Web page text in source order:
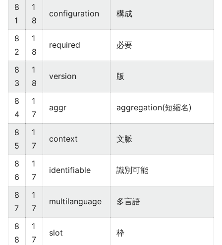
8
1
1
8
configuration 構成
8
2
1
8
required 必要
8
3
1
8
version 版
8
4
1
7
aggr aggregation(短縮名)
8
5
1
7
context 文脈
8
6
1
7
identifiable 識別可能
8
7
1
7
multilanguage 多言語
8
8
1
7
slot 枠